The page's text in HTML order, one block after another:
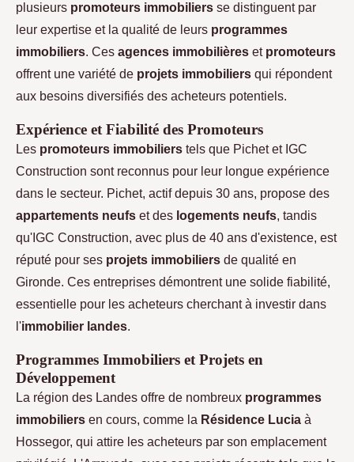
plusieurs promoteurs immobiliers se distinguent par
leur expertise et la qualité de leurs programmes
immobiliers. Ces agences immobilières et promoteurs
offrent une variété de projets immobiliers qui répondent
aux besoins diversifiés des acheteurs potentiels.
Expérience et Fiabilité des Promoteurs
Les promoteurs immobiliers tels que Pichet et IGC
Construction sont reconnus pour leur longue expérience
dans le secteur. Pichet, actif depuis 30 ans, propose des
appartements neufs et des logements neufs, tandis
qu'IGC Construction, avec plus de 40 ans d'existence, est
réputé pour ses projets immobiliers de qualité en
Gironde. Ces entreprises démontrent une solide fiabilité,
essentielle pour les acheteurs cherchant à investir dans
l'immobilier landes.
Programmes Immobiliers et Projets en
Développement
La région des Landes offre de nombreux programmes
immobiliers en cours, comme la Résidence Lucia à
Hossegor, qui attire les acheteurs par son emplacement